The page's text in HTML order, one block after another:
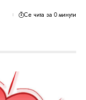
Се чита за 0 минути